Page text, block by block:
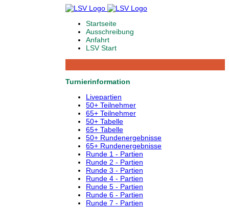
Startseite
Ausschreibung
Anfahrt
LSV Start
Turnierinformation
Livepartien
50+ Teilnehmer
65+ Teilnehmer
50+ Tabelle
65+ Tabelle
50+ Rundenergebnisse
65+ Rundenergebnisse
Runde 1 - Partien
Runde 2 - Partien
Runde 3 - Partien
Runde 4 - Partien
Runde 5 - Partien
Runde 6 - Partien
Runde 7 - Partien